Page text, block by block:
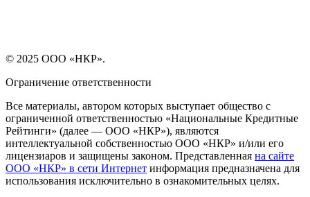
© 2025 ООО «НКР».
Ограничение ответственности
Все материалы, автором которых выступает общество с
ограниченной ответственностью «Национальные Кредитные
Рейтинги» (далее — ООО «НКР»), являются
интеллектуальной собственностью ООО «НКР» и/или его
лицензиаров и защищены законом. Представленная на сайте
ООО «НКР» в сети Интернет информация предназначена для
использования исключительно в ознакомительных целях.